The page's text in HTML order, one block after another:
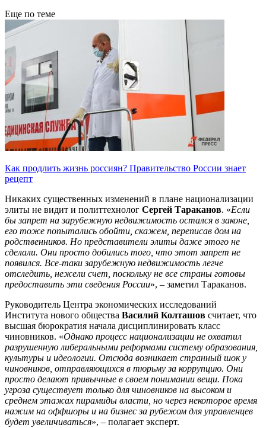
Еще по теме
Как продлить жизнь россиян? Правительство России знает
рецепт
Никаких существенных изменений в плане национализации
элиты не видит и политтехнолог Сергей Тараканов. «Если
бы запрет на зарубежную недвижимость остался в законе,
его тоже попытались обойти, скажем, переписав дом на
родственников. Но представители элиты даже этого не
сделали. Они просто добились того, что этот запрет не
появился. Все-таки зарубежную недвижимость легче
отследить, нежели счет, поскольку не все страны готовы
предоставить эти сведения России», – заметил Тараканов.
Руководитель Центра экономических исследований
Института нового общества Василий Колташов считает, что
высшая бюрократия начала дисциплинировать класс
чиновников. «Однако процесс национализации не охватил
разрушенную либеральными реформами систему образования,
культуры и идеологии. Отсюда возникает странный шок у
чиновников, отправляющихся в тюрьму за коррупцию. Они
просто делают привычные в своем понимании вещи. Пока
угроза существует только для чиновников на высоком и
среднем этажах пирамиды власти, но через некоторое время
нажим на оффшоры и на бизнес за рубежом для управленцев
будет увеличиваться», – полагает эксперт.